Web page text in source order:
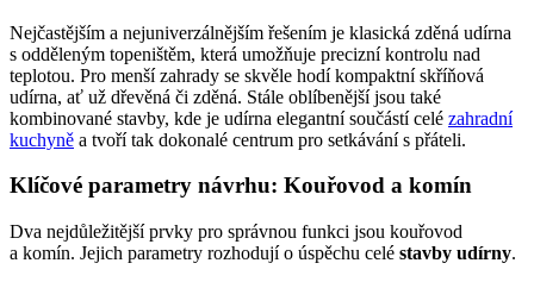
Nejčastějším a nejuniverzálnějším řešením je klasická zděná udírna
s odděleným topeništěm, která umožňuje precizní kontrolu nad
teplotou. Pro menší zahrady se skvěle hodí kompaktní skříňová
udírna, ať už dřevěná či zděná. Stále oblíbenější jsou také
kombinované stavby, kde je udírna elegantní součástí celé zahradní
kuchyně a tvoří tak dokonalé centrum pro setkávání s přáteli.
Klíčové parametry návrhu: Kouřovod a komín
Dva nejdůležitější prvky pro správnou funkci jsou kouřovod
a komín. Jejich parametry rozhodují o úspěchu celé stavby udírny.